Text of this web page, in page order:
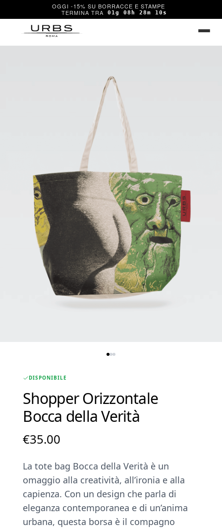
OGGI -15% SU BORRACCE E STAMPE
01g 08h 28m 10s
DISPONIBILE
Shopper Orizzontale
Bocca della Verità
€35.00
La tote bag Bocca della Verità è un
omaggio alla creatività, all’ironia e alla
capienza. Con un design che parla di
eleganza contemporanea e di un’anima
urbana, questa borsa è il compagno